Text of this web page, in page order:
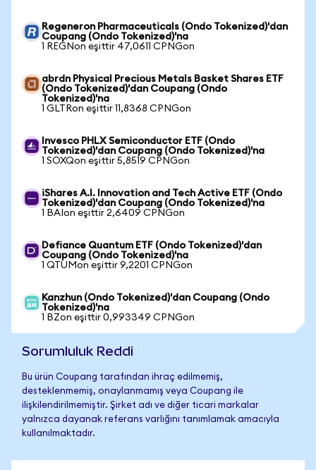
Regeneron Pharmaceuticals (Ondo Tokenized)'dan
Coupang (Ondo Tokenized)'na
1 REGNon eşittir 47,0611 CPNGon
abrdn Physical Precious Metals Basket Shares ETF
(Ondo Tokenized)'dan Coupang (Ondo
Tokenized)'na
1 GLTRon eşittir 11,8368 CPNGon
Invesco PHLX Semiconductor ETF (Ondo
Tokenized)'dan Coupang (Ondo Tokenized)'na
1 SOXQon eşittir 5,8519 CPNGon
iShares A.I. Innovation and Tech Active ETF (Ondo
Tokenized)'dan Coupang (Ondo Tokenized)'na
1 BAIon eşittir 2,6409 CPNGon
Defiance Quantum ETF (Ondo Tokenized)'dan
Coupang (Ondo Tokenized)'na
1 QTUMon eşittir 9,2201 CPNGon
Kanzhun (Ondo Tokenized)'dan Coupang (Ondo
Tokenized)'na
1 BZon eşittir 0,993349 CPNGon
Sorumluluk Reddi
Bu ürün Coupang tarafından ihraç edilmemiş,
desteklenmemiş, onaylanmamış veya Coupang ile
ilişkilendirilmemiştir. Şirket adı ve diğer ticari markalar
yalnızca dayanak referans varlığını tanımlamak amacıyla
kullanılmaktadır.